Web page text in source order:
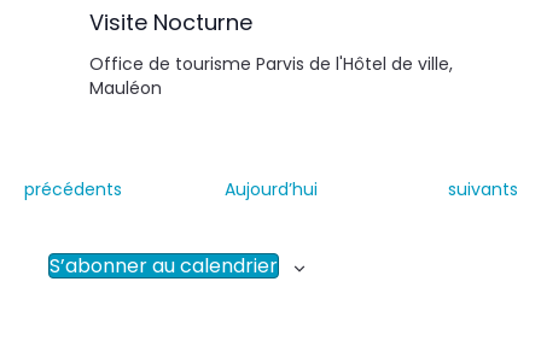
Visite Nocturne
Office de tourisme Parvis de l'Hôtel de ville,
Mauléon
É
précédents Aujourd’hui
É
suivants
S’abonner au calendrier